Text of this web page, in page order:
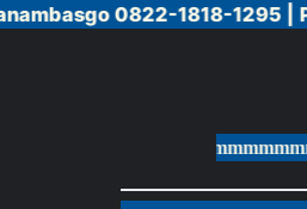
0822-1818-1295 |
0822-1818-1295 |